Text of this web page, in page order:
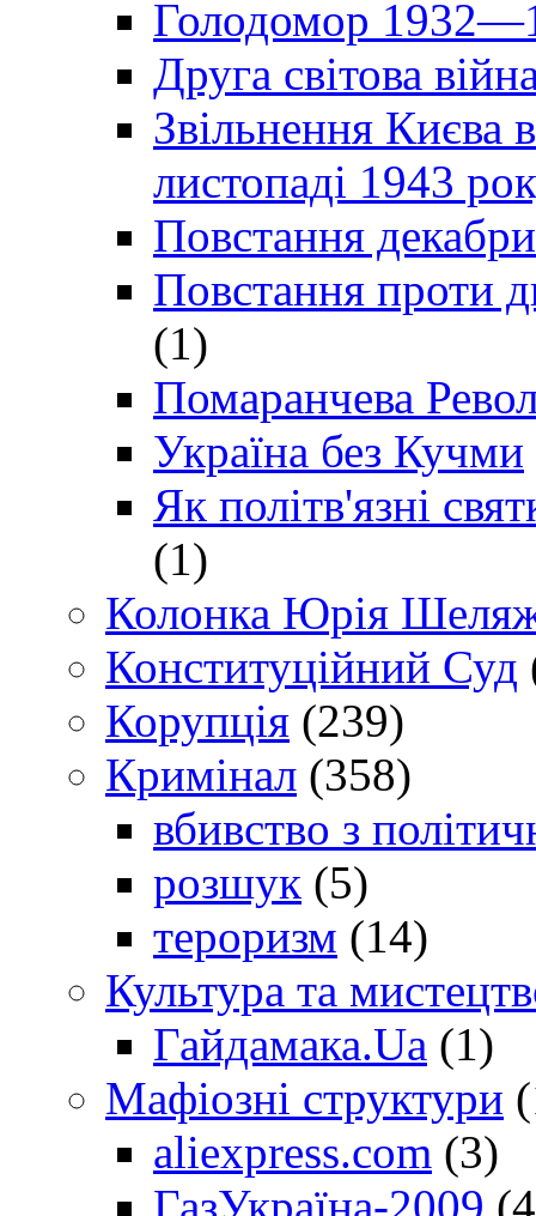
Голодомор
Друга світова
Звільнення Києва
листопаді 1943
Повстання
Повстання проти
(1)
Помаранчева
Україна без Кучми
Як політв'язні
(1)
Колонка Юрія
Конституційний Суд
Корупція (239)
Кримінал (358)
вбивство з
розшук (5)
тероризм (14)
Культура та
Гайдамака.Ua (1)
Мафіозні структури
aliexpress.com (3)
ГазУкраїна-2009